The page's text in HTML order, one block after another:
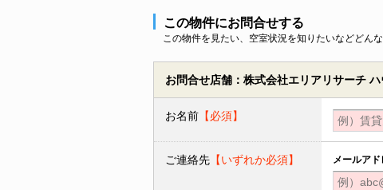
この物件にお問合せする
この物件を見たい、空室状況を知りたいなどどん
お問合せ店舗：株式会社エリアリサーチ
お名前 【必須】
ご連絡先 【いずれか必須】 メールアド